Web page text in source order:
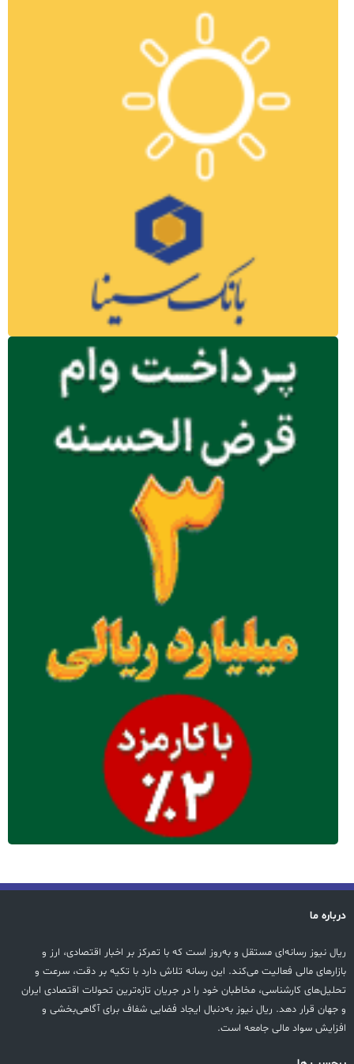
درباره ما
ریال نیوز رسانه‌ای مستقل و به‌روز است که با تمرکز بر اخبار اقتصادی، ارز و
بازارهای مالی فعالیت می‌کند. این رسانه تلاش دارد با تکیه بر دقت، سرعت و
تحلیل‌های کارشناسی، مخاطبان خود را در جریان تازه‌ترین تحولات اقتصادی ایران
و جهان قرار دهد. ریال نیوز به‌دنبال ایجاد فضایی شفاف برای آگاهی‌بخشی و
افزایش سواد مالی جامعه است.